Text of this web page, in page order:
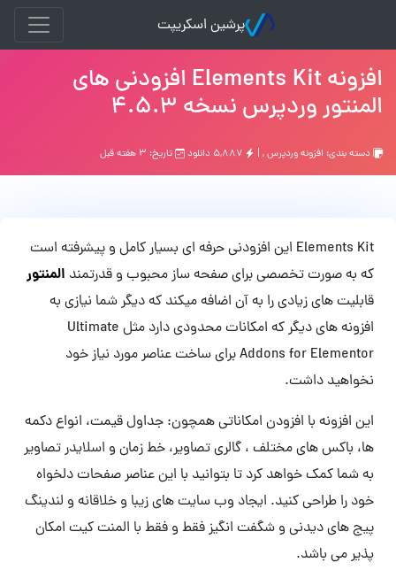
پرشین اسکریپت
افزونه Elements Kit افزودنی های
المنتور وردپرس نسخه 4.5.3
دسته بندی: افزونه وردپرس, | تاریخ: ۳ هفته قبل
Elements Kit این افزودنی حرفه ای بسیار کامل و پیشرفته است
که به صورت تخصصی برای صفحه ساز محبوب و قدرتمند المنتور
قابلیت های زیادی را به آن اضافه میکند که دیگر شما نیازی به
افزونه های دیگر که امکانات محدودی دارد مثل Ultimate
Addons for Elementor برای ساخت عناصر مورد نیاز خود
نخواهید داشت.
این افزونه با افزودن امکاناتی همچون: جداول قیمت، انواع دکمه
ها، باکس های مختلف ، گالری تصاویر، خط زمان و اسلایدر تصاویر
به شما کمک خواهد کرد تا بتوانید با این عناصر صفحات دلخواه
خود را طراحی کنید. ایجاد وب سایت های زیبا و خلاقانه و لندینگ
پیج های دیدنی و شگفت انگیز فقط و فقط با المنت کیت امکان
پذیر می باشد.